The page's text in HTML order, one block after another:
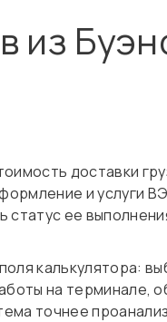
из
доставки
и услуги
ее
калькулятора:
на терминале,
точнее